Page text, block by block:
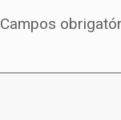
Campos